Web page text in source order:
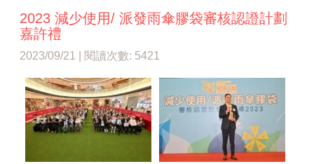
2023 減少使用/ 派發雨傘膠袋審核認證計劃
嘉許禮
2023/09/21 | 閱讀次數: 5421